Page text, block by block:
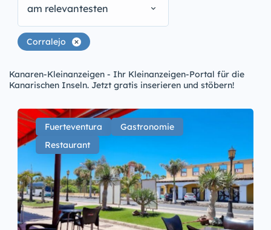
am relevantesten
Corralejo
Kanaren-Kleinanzeigen - Ihr Kleinanzeigen-Portal für die
Kanarischen Inseln. Jetzt gratis inserieren und stöbern!
Fuerteventura
Gastronomie
Restaurant